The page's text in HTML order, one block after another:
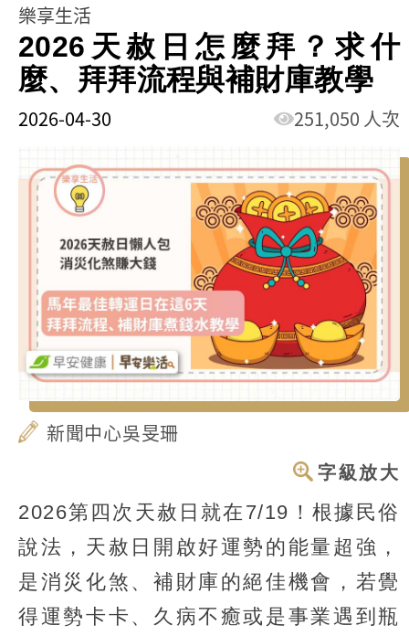
樂享生活
2026天赦日怎麼拜？求什
麼、拜拜流程與補財庫教學
2026-04-30 251,050 人次
新聞中心吳旻珊
字級放大
2026第四次天赦日就在7/19！根據民俗
說法，天赦日開啟好運勢的能量超強，
是消災化煞、補財庫的絕佳機會，若覺
得運勢卡卡、久病不癒或是事業遇到瓶